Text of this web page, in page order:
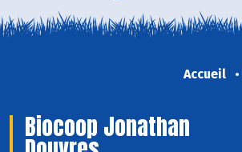
Accueil
Biocoop Jonathan